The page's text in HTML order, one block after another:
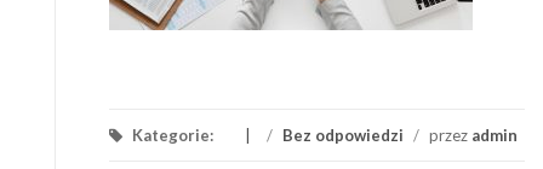
Kategorie: / Bez odpowiedzi / przez admin